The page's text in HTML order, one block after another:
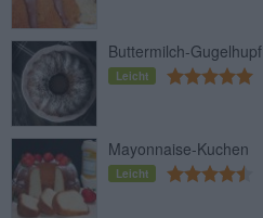
Buttermilch-Gugelhupf
Leicht
Mayonnaise-Kuchen
Leicht